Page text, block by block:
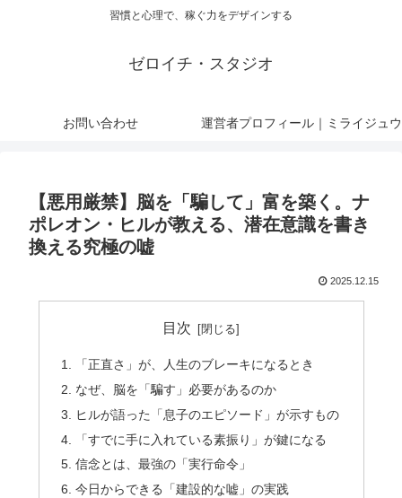
習慣と心理で、稼ぐ力をデザインする
ゼロイチ・スタジオ
お問い合わせ 運営者プロフィール｜ミライジュウ
【悪用厳禁】脳を「騙して」富を築く。ナ
ポレオン・ヒルが教える、潜在意識を書き
換える究極の嘘
2025.12.15
目次
「正直さ」が、人生のブレーキになるとき
なぜ、脳を「騙す」必要があるのか
ヒルが語った「息子のエピソード」が示すもの
「すでに手に入れている素振り」が鍵になる
信念とは、最強の「実行命令」
今日からできる「建設的な嘘」の実践